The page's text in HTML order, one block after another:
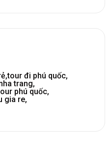
tour đi phú quốc,
trang,
phú quốc,
gia re,